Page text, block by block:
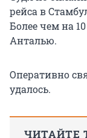
рейса в
Более чем на
Анталью.
Оперативно
удалось.
ЧИТАЙТЕ